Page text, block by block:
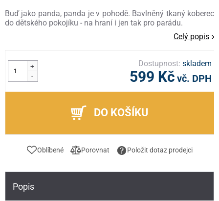
Buď jako panda, panda je v pohodě. Bavlněný tkaný koberec
do dětského pokojíku - na hraní i jen tak pro parádu.
Celý popis
+
-
Dostupnost:skladem
599 Kč vč. DPH
DO KOŠÍKU
Oblíbené Porovnat Položit dotaz prodejci
Popis